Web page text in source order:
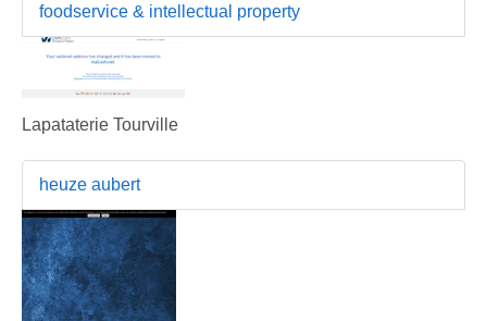
foodservice & intellectual property
Lapataterie Tourville
heuze aubert